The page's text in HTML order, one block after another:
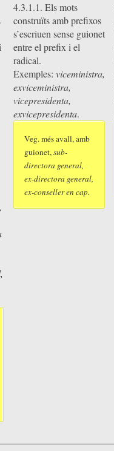
4.3.1.1. Els mots
construïts amb prefixos
s’escriuen sense guionet
entre el prefix i el
radical.
Exemples: viceministra,
exviceministra,
vicepresidenta,
exvicepresidenta.
Veg. més avall, amb
guionet,sub-
directora general,
ex-directora general,
ex-conseller en cap.